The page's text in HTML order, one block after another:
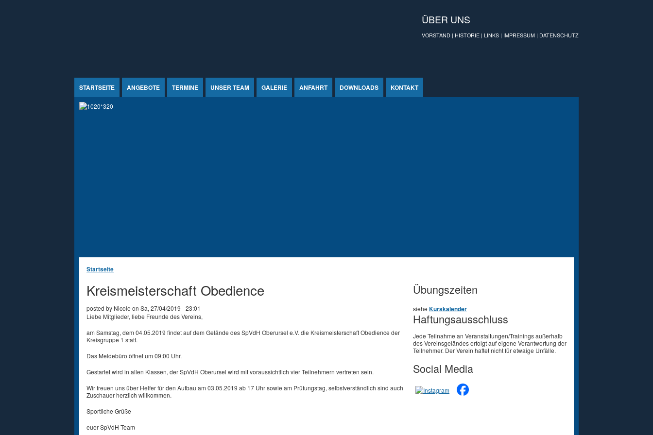
ÜBER UNS
VORSTAND | HISTORIE | LINKS | IMPRESSUM | DATENSCHUTZ
STARTSEITE ANGEBOTE TERMINE UNSER TEAM GALERIE ANFAHRT DOWNLOADS KONTAKT
Sie sind hier
Startseite
Kreismeisterschaft Obedience
posted by Nicole on Sa, 27/04/2019 - 23:01
Liebe Mitglieder, liebe Freunde des Vereins,
am Samstag, dem 04.05.2019 findet auf dem Gelände des SpVdH Oberursel e.V. die Kreismeisterschaft Obedience der
Kreisgruppe 1 statt.
Das Meldebüro öffnet um 09:00 Uhr.
Gestartet wird in allen Klassen, der SpVdH Oberursel wird mit voraussichtlich vier Teilnehmern vertreten sein.
Wir freuen uns über Helfer für den Aufbau am 03.05.2019 ab 17 Uhr sowie am Prüfungstag, selbstverständlich sind auch
Zuschauer herzlich willkommen.
Sportliche Grüße
euer SpVdH Team
Übungszeiten
siehe Kurskalender
Haftungsausschluss
Jede Teilnahme an Veranstaltungen/Trainings außerhalb
des Vereinsgeländes erfolgt auf eigene Verantwortung der
Teilnehmer. Der Verein haftet nicht für etwaige Unfälle.
Social Media